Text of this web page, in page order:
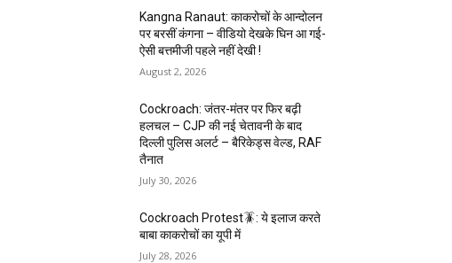
Kangna Ranaut: काकरोचों के आन्दोलन
पर बरसीं कंगना – वीडियो देखके घिन आ गई-
ऐसी बत्तमीजी पहले नहीं देखी !
August 2, 2026
Cockroach: जंतर-मंतर पर फिर बढ़ी
हलचल – CJP की नई चेतावनी के बाद
दिल्ली पुलिस अलर्ट – बैरिकेड्स वेल्ड, RAF
तैनात
July 30, 2026
Cockroach Protest🪳: ये इलाज करते
बाबा काकरोचों का यूपी में
July 28, 2026